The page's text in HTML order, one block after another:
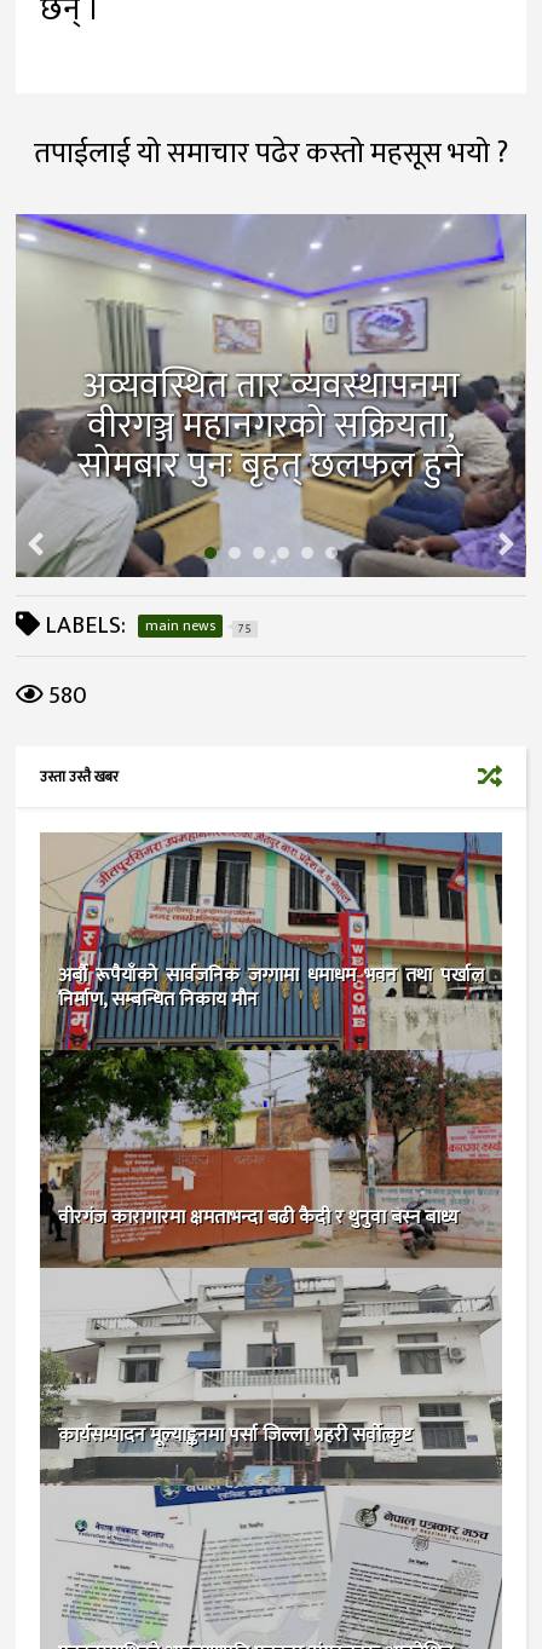
तपाईलाई यो समाचार पढेर कस्तो महसूस भयो ?
अव्यवस्थित तार व्यवस्थापनमा
वीरगञ्ज महानगरको सक्रियता,
सोमबार पुनः बृहत् छलफल हुने
LABELS: main news 75
580
उस्ता उस्तै खबर
अर्बाै रूपैयाँकाे सार्वजनिक जग्गामा धमाधम भवन तथा पर्खाल
निर्माण, सम्बन्धित निकाय माैन
वीरगंज कारागारमा क्षमताभन्दा बढी कैदी र थुनुवा बस्न बाध्य
कार्यसम्पादन मूल्याङ्कनमा पर्सा जिल्ला प्रहरी सर्वाेत्कृष्ट